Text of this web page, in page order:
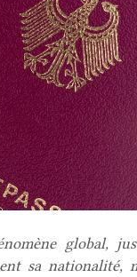
global,
sa nationalité,